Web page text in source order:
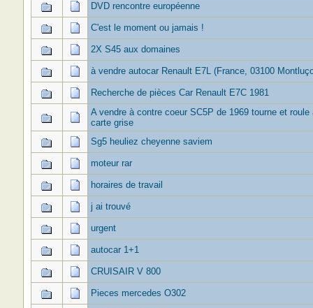
DVD rencontre européenne
C'est le moment ou jamais !
2X S45 aux domaines
à vendre autocar Renault E7L (France, 03100
Recherche de pièces Car Renault E7C 1981
A vendre à contre coeur SC5P de 1969 tourne et roule
carte grise
Sg5 heuliez cheyenne saviem
moteur rar
horaires de travail
j ai trouvé
urgent
autocar 1+1
CRUISAIR V 800
Pieces mercedes O302